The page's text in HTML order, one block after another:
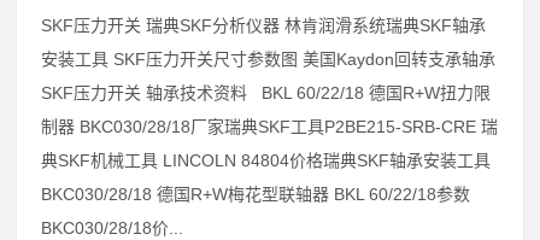
SKF压力开关 瑞典SKF分析仪器 林肯润滑系统瑞典SKF轴承
安装工具 SKF压力开关尺寸参数图 美国Kaydon回转支承轴承
SKF压力开关 轴承技术资料 BKL 60/22/18 德国R+W扭力限
制器 BKC030/28/18厂家瑞典SKF工具P2BE215-SRB-CRE 瑞
典SKF机械工具 LINCOLN 84804价格瑞典SKF轴承安装工具
BKC030/28/18 德国R+W梅花型联轴器 BKL 60/22/18参数
BKC030/28/18价...